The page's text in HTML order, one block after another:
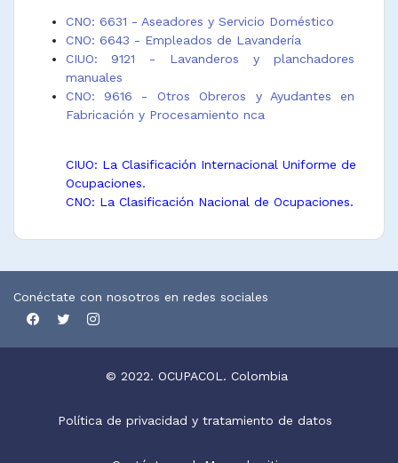
CNO: 6631 - Aseadores y Servicio Doméstico
CNO: 6643 - Empleados de Lavandería
CIUO: 9121 - Lavanderos y planchadores
manuales
CNO: 9616 - Otros Obreros y Ayudantes en
Fabricación y Procesamiento nca
CIUO: La Clasificación Internacional Uniforme de
Ocupaciones.
CNO: La Clasificación Nacional de Ocupaciones.
Conéctate con nosotros en redes sociales
© 2022. OCUPACOL. Colombia
Política de privacidad y tratamiento de datos